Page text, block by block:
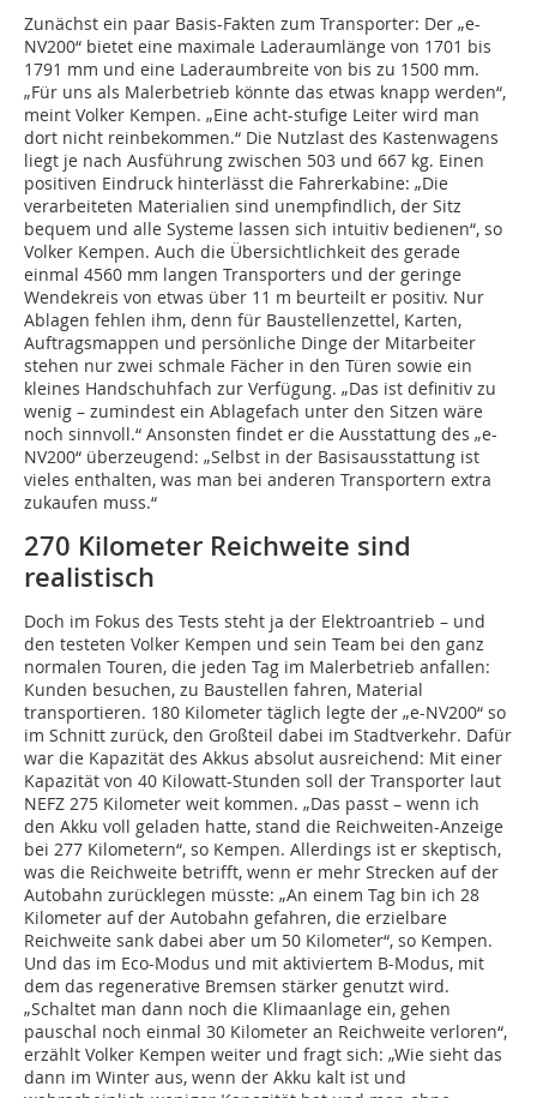
Zunächst ein paar Basis-Fakten zum Transporter: Der „e-
NV200“ bietet eine maximale Laderaumlänge von 1701 bis
1791 mm und eine Laderaumbreite von bis zu 1500 mm.
„Für uns als Malerbetrieb könnte das etwas knapp werden“,
meint Volker Kempen. „Eine acht-stufige Leiter wird man
dort nicht reinbekommen.“ Die Nutzlast des Kastenwagens
liegt je nach Ausführung zwischen 503 und 667 kg. Einen
positiven Eindruck hinterlässt die Fahrerkabine: „Die
verarbeiteten Materialien sind unempfindlich, der Sitz
bequem und alle Systeme lassen sich intuitiv bedienen“, so
Volker Kempen. Auch die Übersichtlichkeit des gerade
einmal 4560 mm langen Transporters und der geringe
Wendekreis von etwas über 11 m beurteilt er positiv. Nur
Ablagen fehlen ihm, denn für Baustellenzettel, Karten,
Auftragsmappen und persönliche Dinge der Mitarbeiter
stehen nur zwei schmale Fächer in den Türen sowie ein
kleines Handschuhfach zur Verfügung. „Das ist definitiv zu
wenig – zumindest ein Ablagefach unter den Sitzen wäre
noch sinnvoll.“ Ansonsten findet er die Ausstattung des „e-
NV200“ überzeugend: „Selbst in der Basisausstattung ist
vieles enthalten, was man bei anderen Transportern extra
zukaufen muss.“
270 Kilometer Reichweite sind
realistisch
Doch im Fokus des Tests steht ja der Elektroantrieb – und
den testeten Volker Kempen und sein Team bei den ganz
normalen Touren, die jeden Tag im Malerbetrieb anfallen:
Kunden besuchen, zu Baustellen fahren, Material
transportieren. 180 Kilometer täglich legte der „e-NV200“ so
im Schnitt zurück, den Großteil dabei im Stadtverkehr. Dafür
war die Kapazität des Akkus absolut ausreichend: Mit einer
Kapazität von 40 Kilowatt-Stunden soll der Transporter laut
NEFZ 275 Kilometer weit kommen. „Das passt – wenn ich
den Akku voll geladen hatte, stand die Reichweiten-Anzeige
bei 277 Kilometern“, so Kempen. Allerdings ist er skeptisch,
was die Reichweite betrifft, wenn er mehr Strecken auf der
Autobahn zurücklegen müsste: „An einem Tag bin ich 28
Kilometer auf der Autobahn gefahren, die erzielbare
Reichweite sank dabei aber um 50 Kilometer“, so Kempen.
Und das im Eco-Modus und mit aktiviertem B-Modus, mit
dem das regenerative Bremsen stärker genutzt wird.
„Schaltet man dann noch die Klimaanlage ein, gehen
pauschal noch einmal 30 Kilometer an Reichweite verloren“,
erzählt Volker Kempen weiter und fragt sich: „Wie sieht das
dann im Winter aus, wenn der Akku kalt ist und